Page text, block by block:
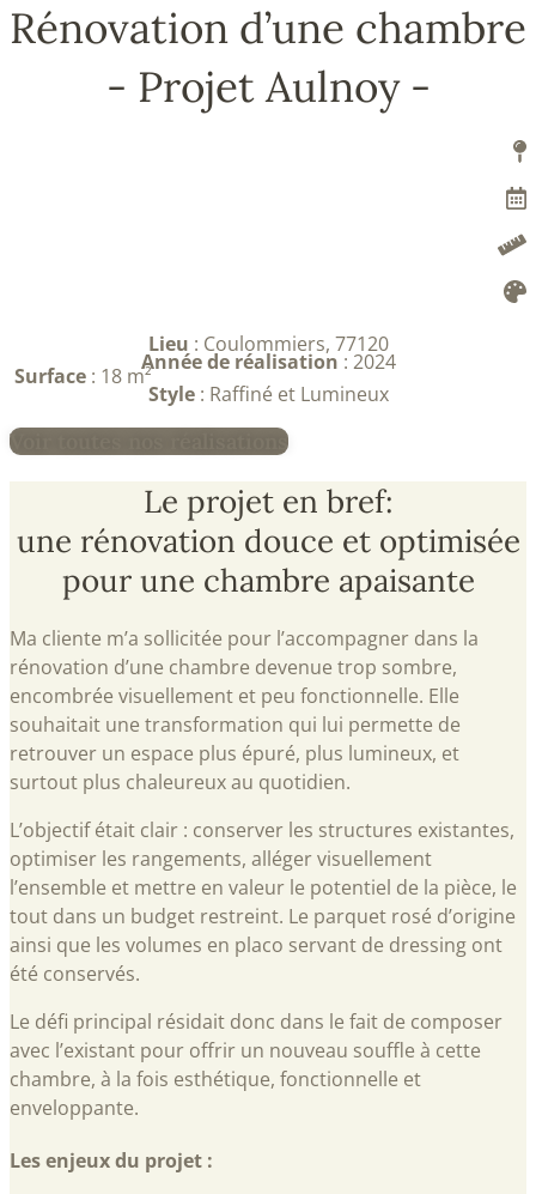
Rénovation d’une chambre
- Projet Aulnoy -
Lieu : Coulommiers, 77120
Année de réalisation : 2024
Surface : 18 m²
Style: Raffiné et Lumineux
Voir toutes nos réalisations
Le projet en bref:
une rénovation douce et optimisée
pour une chambre apaisante
Ma cliente m’a sollicitée pour l’accompagner dans la
rénovation d’une chambre devenue trop sombre,
encombrée visuellement et peu fonctionnelle. Elle
souhaitait une transformation qui lui permette de
retrouver un espace plus épuré, plus lumineux, et
surtout plus chaleureux au quotidien.
L’objectif était clair : conserver les structures existantes,
optimiser les rangements, alléger visuellement
l’ensemble et mettre en valeur le potentiel de la pièce, le
tout dans un budget restreint. Le parquet rosé d’origine
ainsi que les volumes en placo servant de dressing ont
été conservés.
Le défi principal résidait donc dans le fait de composer
avec l’existant pour offrir un nouveau souffle à cette
chambre, à la fois esthétique, fonctionnelle et
enveloppante.
Les enjeux du projet :